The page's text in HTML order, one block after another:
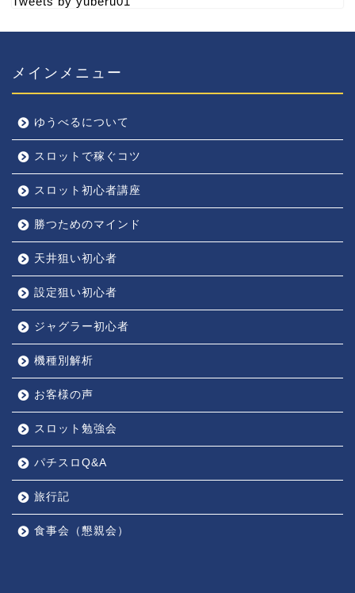
メインメニュー
ゆうべるについて
スロットで稼ぐコツ
スロット初心者講座
勝つためのマインド
天井狙い初心者
設定狙い初心者
ジャグラー初心者
機種別解析
お客様の声
スロット勉強会
パチスロQ&A
旅行記
食事会（懇親会）